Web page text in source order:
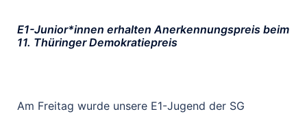
E1-Junior*innen erhalten Anerkennungspreis beim
11. Thüringer Demokratiepreis
Am Freitag wurde unsere E1-Jugend der SG